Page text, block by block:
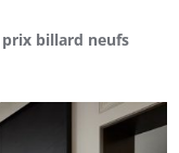
billard neufs